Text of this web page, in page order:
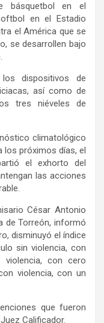
básquetbol en el
en el Estadio
el América que se
, se desarrollen bajo
dispositivos de
así como de
tres niéveles de
climatológico
los próximos días, el
el exhorto del
las acciones
César Antonio
de Torreón, informó
, disminuyó el índice
sin violencia, con
con cero
violencia, con un
que fueron
Calificador.